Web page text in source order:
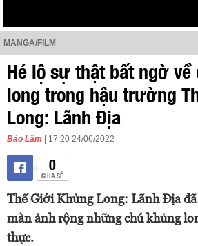
MANGA/FILM
Hé lộ sự thật bất ngờ
long trong hậu trường
Long: Lãnh Địa
Bảo Lâm | 17:20 24/06/2022
0
CHIA SẺ
Thế Giới Khủng Long: Lãnh Địa
màn ảnh rộng những chú khủng
thực.